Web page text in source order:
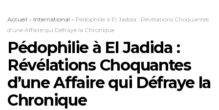
Accueil » International » Pédophilie à El Jadida : Révélations Choquantes
d’une Affaire qui Défraye la Chronique
Pédophilie à El Jadida :
Révélations Choquantes
d’une Affaire qui Défraye la
Chronique